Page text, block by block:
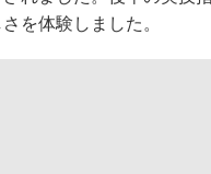
を体験しました。